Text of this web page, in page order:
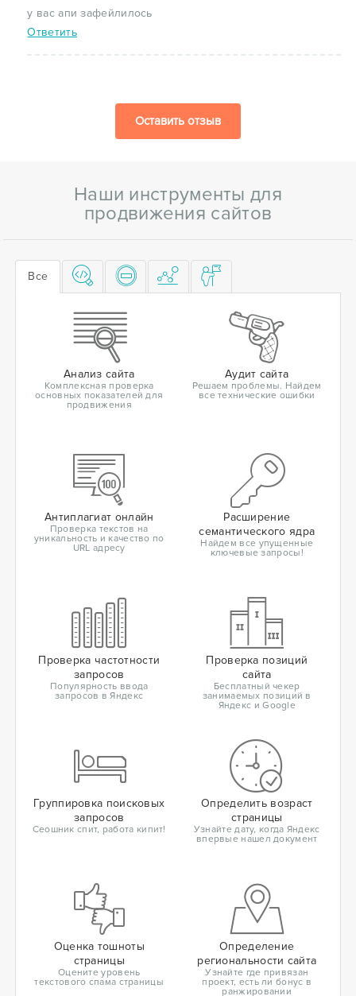
у вас апи зафейлилось
Ответить
Оставить отзыв
Наши инструменты для
продвижения сайтов
Все
Анализ сайта
Комплексная проверка
основных показателей для
продвижения
Аудит сайта
Решаем проблемы. Найдем
все технические ошибки
Антиплагиат онлайн
Проверка текстов на
уникальность и качество по
URL адресу
Расширение
семантического ядра
Найдем все упущенные
ключевые запросы!
Проверка частотности
запросов
Популярность ввода
запросов в Яндекс
Проверка позиций
сайта
Бесплатный чекер
занимаемых позиций в
Яндекс и Google
Группировка поисковых
запросов
Сеошник спит, работа кипит!
Определить возраст
страницы
Узнайте дату, когда Яндекс
впервые нашел документ
Оценка тошноты
страницы
Оцените уровень
текстового спама страницы
Определение
региональности сайта
Узнайте где привязан
проект, есть ли бонус в
ранжировании